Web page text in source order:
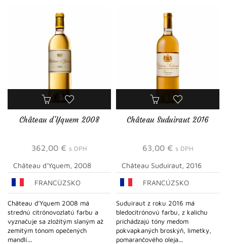
Château d’Yquem 2008
362,00 € s DPH
Château d'Yquem, 2008
FRANCÚZSKO
Château d'Yquem 2008 má
strednú citrónovozlatú farbu a
vyznačuje sa zložitým slaným až
zemitým tónom opečených
mandlí...
Château Suduiraut 2016
63,00 € s DPH
Château Suduiraut, 2016
FRANCÚZSKO
Suduiraut z roku 2016 má
bledocitrónovú farbu, z kalichu
prichádzajú tóny medom
pokvapkaných broskýň, limetky,
pomarančového oleja...